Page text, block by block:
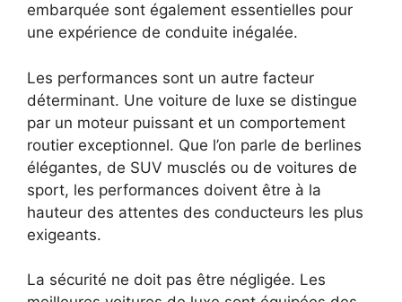
embarquée sont également essentielles pour
une expérience de conduite inégalée.
Les performances sont un autre facteur
déterminant. Une voiture de luxe se distingue
par un moteur puissant et un comportement
routier exceptionnel. Que l’on parle de berlines
élégantes, de SUV musclés ou de voitures de
sport, les performances doivent être à la
hauteur des attentes des conducteurs les plus
exigeants.
La sécurité ne doit pas être négligée. Les